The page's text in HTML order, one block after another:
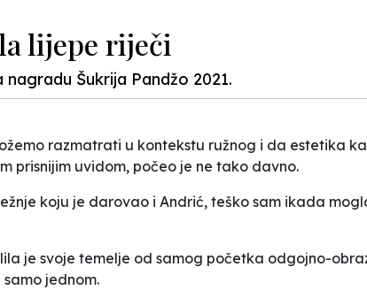
lijepe riječi
Šukrija Pandžo 2021.
razmatrati u kontekstu ružnog i da estetika
prisnijim uvidom, počeo je ne tako davno.
koju je darovao i Andrić, teško sam ikada
je svoje temelje od samog početka odgojno-
jednom.